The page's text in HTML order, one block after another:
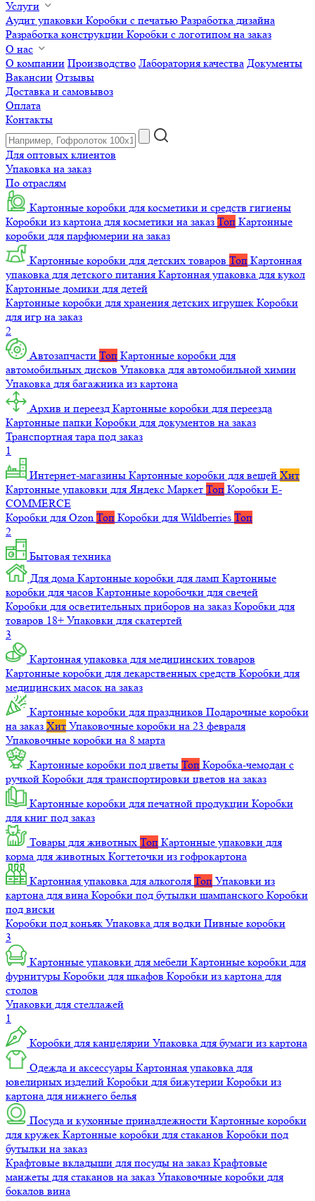
Услуги
Аудит упаковки Коробки с печатью Разработка дизайна
Разработка конструкции Коробки с логотипом на заказ
О нас
О компании Производство Лаборатория качества Документы
Вакансии Отзывы
Доставка и самовывоз
Оплата
Контакты
Для оптовых клиентов
Упаковка на заказ
По отраслям
Картонные коробки для косметики и средств гигиены
Коробки из картона для косметики на заказ Топ Картонные
коробки для парфюмерии на заказ
Картонные коробки для детских товаров Топ Картонная
упаковка для детского питания Картонная упаковка для кукол
Картонные домики для детей
Картонные коробки для хранения детских игрушек Коробки
для игр на заказ
2
Автозапчасти Топ Картонные коробки для
автомобильных дисков Упаковка для автомобильной химии
Упаковка для багажника из картона
Архив и переезд Картонные коробки для переезда
Картонные папки Коробки для документов на заказ
Транспортная тара под заказ
1
Интернет-магазины Картонные коробки для вещей Хит
Картонные упаковки для Яндекс Маркет Топ Коробки E-
COMMERCE
Коробки для Ozon Топ Коробки для Wildberries Топ
2
Бытовая техника
Для дома Картонные коробки для ламп Картонные
коробки для часов Картонные коробочки для свечей
Коробки для осветительных приборов на заказ Коробки для
товаров 18+ Упаковки для скатертей
3
Картонная упаковка для медицинских товаров
Картонные коробки для лекарственных средств Коробки для
медицинских масок на заказ
Картонные коробки для праздников Подарочные коробки
на заказ Хит Упаковочные коробки на 23 февраля
Упаковочные коробки на 8 марта
Картонные коробки под цветы Топ Коробка-чемодан с
ручкой Коробки для транспортировки цветов на заказ
Картонные коробки для печатной продукции Коробки
для книг под заказ
Товары для животных Топ Картонные упаковки для
корма для животных Когтеточки из гофрокартона
Картонная упаковка для алкоголя Топ Упаковки из
картона для вина Коробки под бутылки шампанского Коробки
под виски
Коробки под коньяк Упаковка для водки Пивные коробки
3
Картонные упаковки для мебели Картонные коробки для
фурнитуры Коробки для шкафов Коробки из картона для
столов
Упаковки для стеллажей
1
Коробки для канцелярии Упаковка для бумаги из картона
Одежда и аксессуары Картонная упаковка для
ювелирных изделий Коробки для бижутерии Коробки из
картона для нижнего белья
Посуда и кухонные принадлежности Картонные коробки
для кружек Картонные коробки для стаканов Коробки под
бутылки на заказ
Крафтовые вкладыши для посуды на заказ Крафтовые
манжеты для стаканов на заказ Упаковочные коробки для
бокалов вина